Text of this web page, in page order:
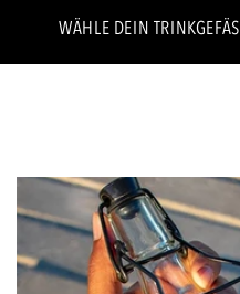
WÄHLE DEIN TRINKGEFÄSS